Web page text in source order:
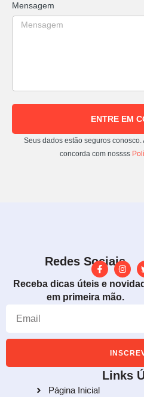
Mensagem
ENTRE EM
Seus dados estão seguros
concorda com nossss
Redes Sociais
Receba dicas úteis e
em primeira mão.
Links
Página Inicial